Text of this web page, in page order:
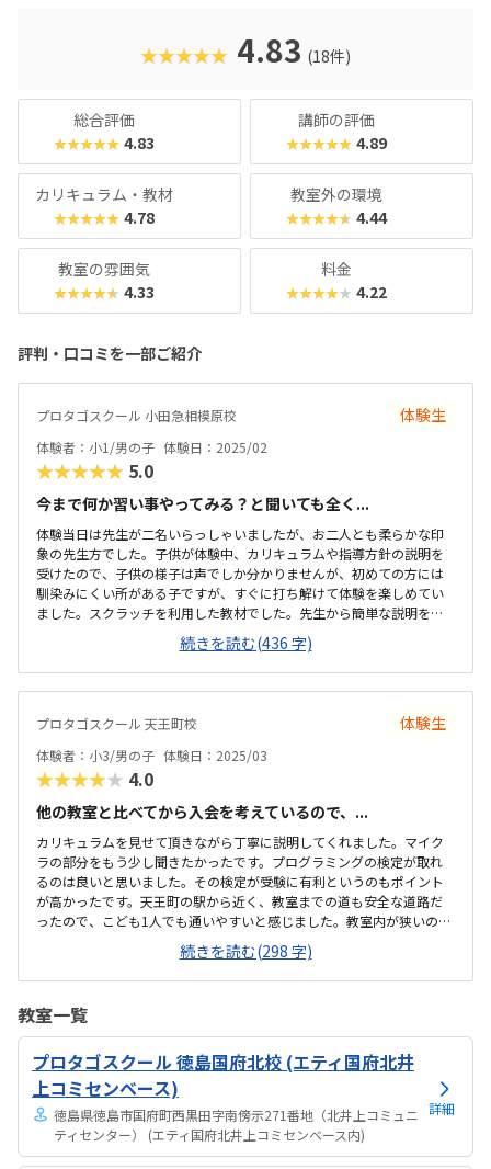
★★★★★ 4.83 (18件)
総合評価
★★★★★ 4.83
講師の評価
★★★★★ 4.89
カリキュラム・教材
★★★★★ 4.78
教室外の環境
★★★★★ 4.44
教室の雰囲気
★★★★★ 4.33
料金
★★★★★ 4.22
評判・口コミを一部ご紹介
プロタゴスクール 小田急相模原校 体験生
体験者：小1/男の子 体験日：2025/02
★★★★★ 5.0
今まで何か習い事やってみる？と聞いても全く...
体験当日は先生が二名いらっしゃいましたが、お二人とも柔らかな印
象の先生方でした。子供が体験中、カリキュラムや指導方針の説明を
受けたので、子供の様子は声でしか分かりませんが、初めての方には
馴染みにくい所がある子ですが、すぐに打ち解けて体験を楽しめてい
ました。スクラッチを利用した教材でした。先生から簡単な説明を受
けこれなら子供も楽しんで取組めそうと思いました。マイクラの教材
もありましたが、それをやるには、その他の教材を全て終わらせてか
ら等ルール決めもしっかりましました。駅近にあり通いやすい立地に
あると思います。自宅から自転車で行くには少し距離がある為、電車
教室内は入口で靴を脱ぎました。室内は綺麗で整理整頓されていまし
た。ビギナー、ベーシック、アドバンスのコースによって料金が違い
ました。もう少しするかもと思っていたので許容範囲で...
続きを読む(436 字)
プロタゴスクール 天王町校 体験生
体験者：小3/男の子 体験日：2025/03
★★★★★ 4.0
他の教室と比べてから入会を考えているので、...
カリキュラムを見せて頂きながら丁寧に説明してくれました。マイク
ラの部分をもう少し聞きたかったです。プログラミングの検定が取れ
るのは良いと思いました。その検定が受験に有利というのもポイント
が高かったです。天王町の駅から近く、教室までの道も安全な道路だ
ったので、こども1人でも通いやすいと感じました。教室内が狭いのが
気になりました。でもパソコンは画面がキレイで大きくて見やすくて
良いと感じました。他に見学に行った教室は月額29000円だったため
（個別）、その価格に比べたら安いと感じました。親として1番ポイン
が丁寧だったと言ってました。
続きを読む(298 字)
教室一覧
プロタゴスクール 徳島国府北校 (エティ国府北井
上コミセンベース)
徳島県徳島市国府町西黒田字南傍示271番地（北井上コミュニ
ティセンター） (エティ国府北井上コミセンベース内)
詳細